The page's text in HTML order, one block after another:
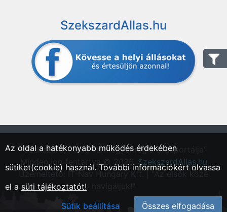
SzekszardAllas.hu
"Szekszárd, Tolna vármegyei régió állásportálja"
Minden jog fentartva © 2026. SzekszardAllas.hu
Üzemeltető: IT-Nav Hungary Kft. | "Az elsők közé
Az oldal a hatékonyabb működés érdekében
sütiket(cookie) használ. További információkért olvassa
el a süti tájékoztatót!
Sütik beállítása
Összes elfogadása